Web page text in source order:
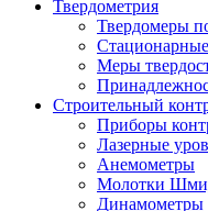
Твердометрия
Твердомеры
Меры
Строительный
Приборы
Лазерные
Анемометры
Молотки
Динамометры